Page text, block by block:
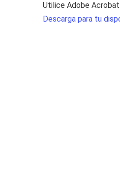
Utilice Adobe
Descarga para tu